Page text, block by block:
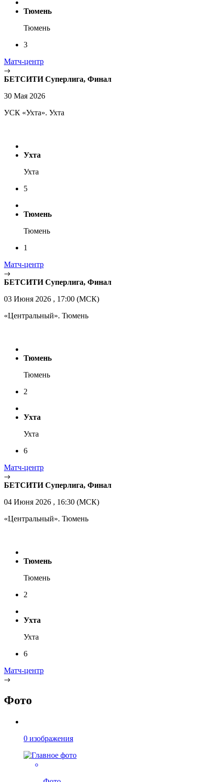
Тюмень
Тюмень
3
Матч-центр
БЕТСИТИ Суперлига, Финал
30 Мая 2026
УСК «Ухта». Ухта
Ухта
Ухта
5
Тюмень
Тюмень
1
Матч-центр
БЕТСИТИ Суперлига, Финал
03 Июня 2026 , 17:00 (МСК)
«Центральный». Тюмень
Тюмень
Тюмень
2
Ухта
Ухта
6
Матч-центр
БЕТСИТИ Суперлига, Финал
04 Июня 2026 , 16:30 (МСК)
«Центральный». Тюмень
Тюмень
Тюмень
2
Ухта
Ухта
6
Матч-центр
Фото
0 изображения